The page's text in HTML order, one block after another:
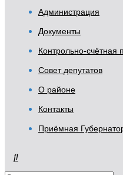
Администрация
Документы
Контрольно-счётная
Совет депутатов
О районе
Контакты
Приёмная